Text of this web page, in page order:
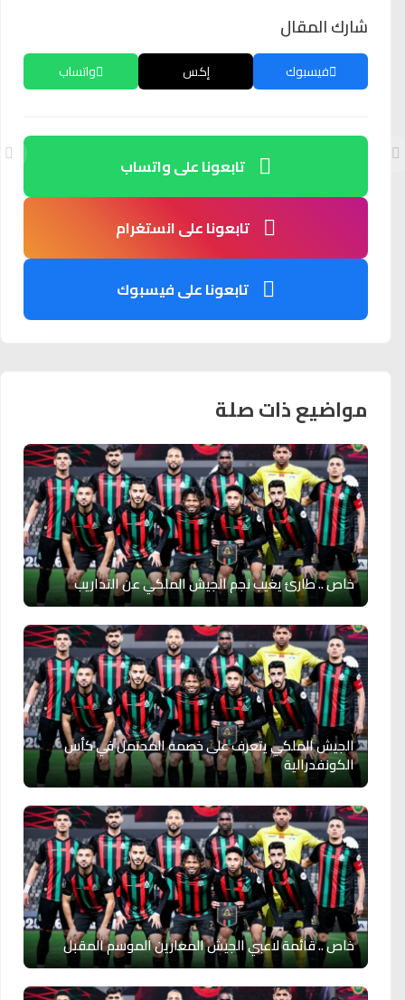
شارك المقال
فيسبوك إكس واتساب
تابعونا على واتساب
تابعونا على انستغرام
تابعونا على فيسبوك
مواضيع ذات صلة
خاص .. طارئ يغيب نجم الجيش الملكي عن التداريب
الجيش الملكي يتعرف على خصمه المحتمل في كأس
الكونفدرالية
خاص .. قائمة لاعبي الجيش المعارين الموسم المقبل